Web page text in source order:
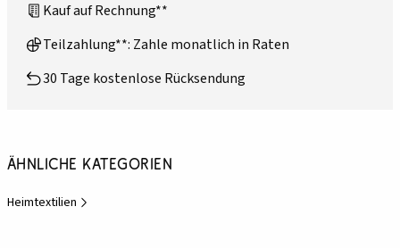
Kauf auf Rechnung**
Teilzahlung**: Zahle monatlich in Raten
30 Tage kostenlose Rücksendung
Ähnliche Kategorien
Heimtextilien